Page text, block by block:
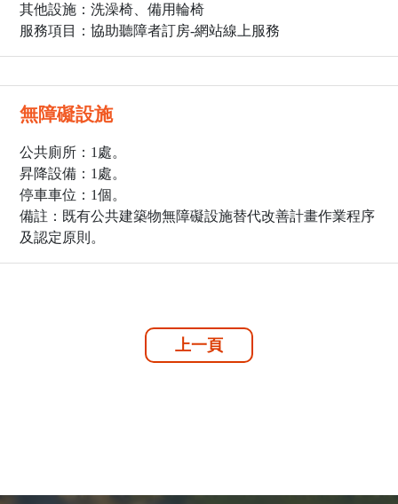
其他設施：洗澡椅、備用輪椅
服務項目：協助聽障者訂房-網站線上服務
無障礙設施
公共廁所：1處。
昇降設備：1處。
停車車位：1個。
備註：既有公共建築物無障礙設施替代改善計畫作業程序
及認定原則。
上一頁